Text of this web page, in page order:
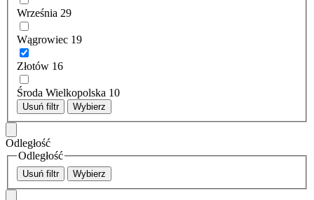
Września 29
Wągrowiec 19
Złotów 16
Środa Wielkopolska 10
Usuń filtr Wybierz
Odległość
Odległość
Usuń filtr Wybierz